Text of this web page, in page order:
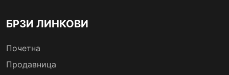
БРЗИ ЛИНКОВИ
Почетна
Продавница